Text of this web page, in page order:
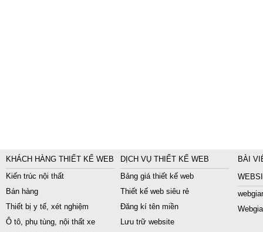
KHÁCH HÀNG THIẾT KẾ WEB
Kiến trúc nội thất
Bán hàng
Thiết bị y tế, xét nghiệm
Ô tô, phụ tùng, nội thất xe
DỊCH VỤ THIẾT KẾ WEB
Bảng giá thiết kế web
Thiết kế web siêu rẻ
Đăng kí tên miền
Lưu trữ website
BÀI